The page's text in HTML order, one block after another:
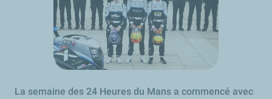
La semaine des 24 Heures du Mans a commencé avec